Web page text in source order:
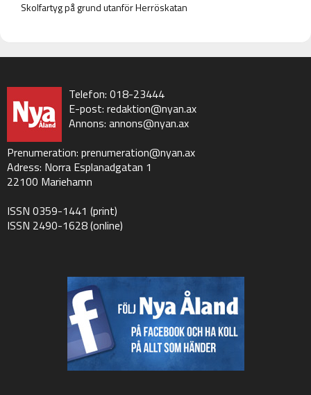
Skolfartyg på grund utanför Herröskatan
Telefon: 018-23444
E-post: redaktion@nyan.ax
Annons: annons@nyan.ax
Prenumeration: prenumeration@nyan.ax
Adress: Norra Esplanadgatan 1
22100 Mariehamn
ISSN 0359-1441 (print)
ISSN 2490-1628 (online)